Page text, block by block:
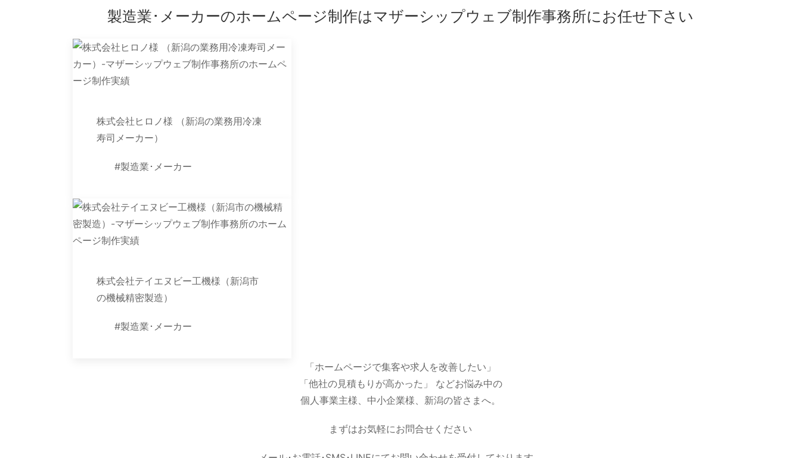
製造業･メーカーのホームページ制作はマザーシップウェブ制作事務所にお任せ下さい
株式会社ヒロノ様 （新潟の業務用冷凍
寿司メーカー）
#製造業･メーカー
株式会社テイエヌビー工機様（新潟市
の機械精密製造）
#製造業･メーカー
「ホームページで集客や求人を改善したい」
「他社の見積もりが高かった」 などお悩み中の
個人事業主様、中小企業様、新潟の皆さまへ。
まずはお気軽にお問合せください